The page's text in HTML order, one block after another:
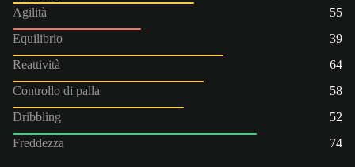
Agilità
55
Equilibrio
39
Reattività
64
Controllo di palla
58
Dribbling
52
Freddezza
74